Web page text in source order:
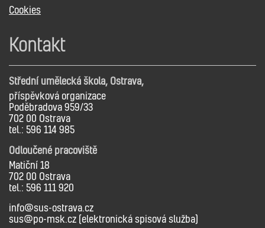
Cookies
Kontakt
Střední umělecká škola, Ostrava,
příspěvková organizace
Poděbradova 959/33
702 00 Ostrava
tel.: 596 114 985
Odloučené pracoviště
Matiční 18
702 00 Ostrava
tel.: 596 111 920
info@sus-ostrava.cz
sus@po-msk.cz (elektronická spisová služba)